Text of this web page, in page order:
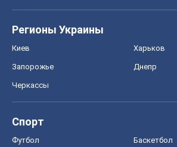
Регионы Украины
Киев Харьков
Запорожье Днепр
Черкассы
Спорт
Футбол Баскетбол